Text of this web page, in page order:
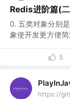
Redis进阶篇(
0. 五类对象分别
象使开发更方便
5